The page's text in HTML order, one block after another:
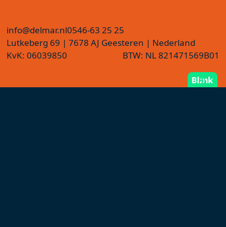
info@delmar.nl0546-63 25 25
Lutkeberg 69 | 7678 AJ Geesteren | Nederland
KvK: 06039850
BTW: NL 821471569B01